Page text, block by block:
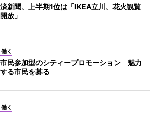
新聞、上半期1位は「IKEA立川、花火観覧
放」
く
民参加型のシティープロモーション 魅力
る市民を募る
く